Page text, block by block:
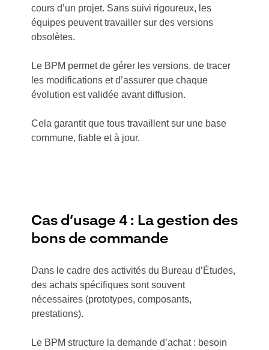
cours d’un projet. Sans suivi rigoureux, les
équipes peuvent travailler sur des versions
obsolètes.
Le BPM permet de gérer les versions, de tracer
les modifications et d’assurer que chaque
évolution est validée avant diffusion.
Cela garantit que tous travaillent sur une base
commune, fiable et à jour.
Cas d’usage 4 : La gestion des
bons de commande
Dans le cadre des activités du Bureau d’Études,
des achats spécifiques sont souvent
nécessaires (prototypes, composants,
prestations).
Le BPM structure la demande d’achat : besoin